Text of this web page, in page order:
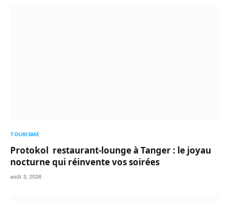
TOURISME
Protokol restaurant-lounge à Tanger : le joyau
nocturne qui réinvente vos soirées
août 3, 2026